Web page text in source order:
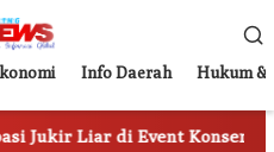
Info Daerah Hukum &
Liar di Event Konser TSM